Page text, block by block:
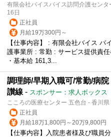
有限会社バイスバイス訪問介護セン
16日
正社員
月給19万300円～
【仕事内容】 : 有限会社バイス
護事業所 : 常勤 : サービス提供責
・基本給 161,3...
調理師/早期入職可/常勤/病
讃線 - スポンサー：求人ボックス
こころの医療センター 五色台 - 香川
正社員
月給18万1,800円～20万9,800円
【仕事内容】入院患者様及び職員